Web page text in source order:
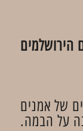
הירושלמים
של אמנים
על הבמה.